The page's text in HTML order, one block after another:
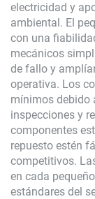
electricidad y
ambiental. El
con una
mecánicos
de fallo y
operativa. Los
mínimos debido
inspecciones y
componentes
repuesto estén
competitivos.
en cada
estándares del